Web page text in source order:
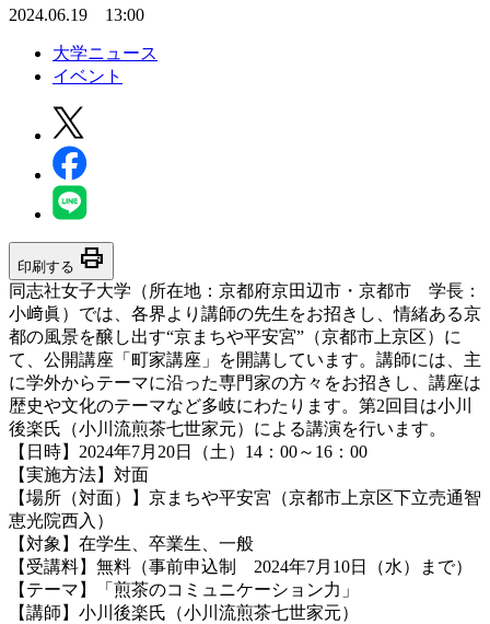
2024.06.19 13:00
大学ニュース
イベント
印刷する print
同志社女子大学（所在地：京都府京田辺市・京都市 学長：
小﨑眞）では、各界より講師の先生をお招きし、情緒ある京
都の風景を醸し出す“京まちや平安宮”（京都市上京区）に
て、公開講座「町家講座」を開講しています。講師には、主
に学外からテーマに沿った専門家の方々をお招きし、講座は
歴史や文化のテーマなど多岐にわたります。第2回目は小川
後楽氏（小川流煎茶七世家元）による講演を行います。
【日時】2024年7月20日（土）14：00～16：00
【実施方法】対面
【場所（対面）】京まちや平安宮（京都市上京区下立売通智
恵光院西入）
【対象】在学生、卒業生、一般
【受講料】無料（事前申込制 2024年7月10日（水）まで）
【テーマ】「煎茶のコミュニケーション力」
【講師】小川後楽氏（小川流煎茶七世家元）